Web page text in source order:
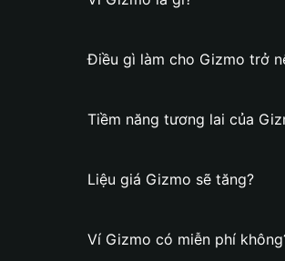
Điều gì làm cho Gizmo trở
Tiềm năng tương lai của
Liệu giá Gizmo sẽ tăng?
Ví Gizmo có miễn phí